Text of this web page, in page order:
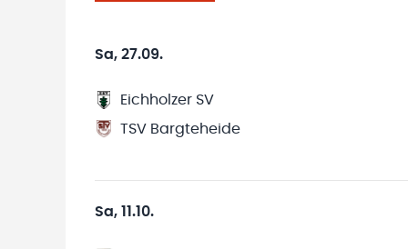
Sa, 27.09.
Eichholzer SV
TSV Bargteheide
Sa, 11.10.